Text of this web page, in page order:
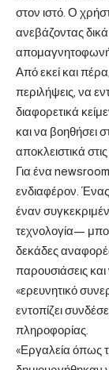
στον ιστό. Ο
ανεβάζοντας
Από εκεί και
περιλήψεις, να
διαφορετικά
και να βοηθήσει
αποκλειστικά
Για ένα
ενδιαφέρον.
έναν
τεχνολογία—
δεκάδες
παρουσιάσεις
«ερευνητικό
εντοπίζει
πληροφορίας.
«Εργαλεία όπως